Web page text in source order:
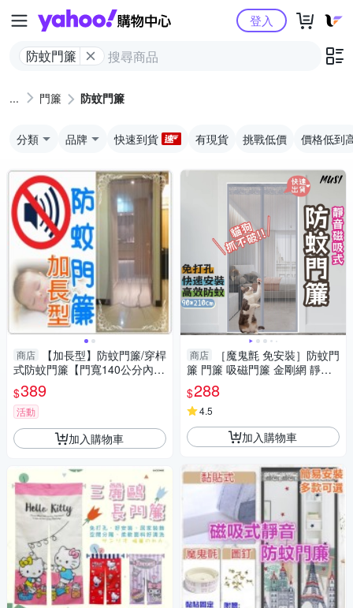
Yahoo購物中心
防蚊門簾
登入
門簾 防蚊門簾
分類 品牌 快速到貨 有現貨 挑戰低價 價格低到
商店
【加長型】防蚊門簾/穿桿
式防蚊門簾【門寬140公分內可
使用】免磁條/免圖釘/完全無聲
音/台灣製
$389
活動
加入購物車
商店
［魔鬼氈 免安裝］防蚊門
簾 門簾 吸磁門簾 金剛網 靜音
磁吸 蚊帳門簾 長門簾 防蚊 磁
吸門簾
$288
4.5
加入購物車